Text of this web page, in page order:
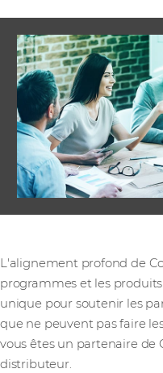
L'alignement profond de
programmes et les
unique pour soutenir les
que ne peuvent pas faire
vous êtes un partenaire de
distributeur.